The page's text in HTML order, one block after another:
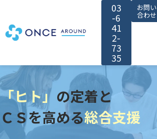
03
-6
41
2-
73
35
お問い
合わせ
選ばれる理由
サービス紹介
対象者別カスタマイズ
導入事例
「ヒト」 の定着と
ＣＳを高める総合支援